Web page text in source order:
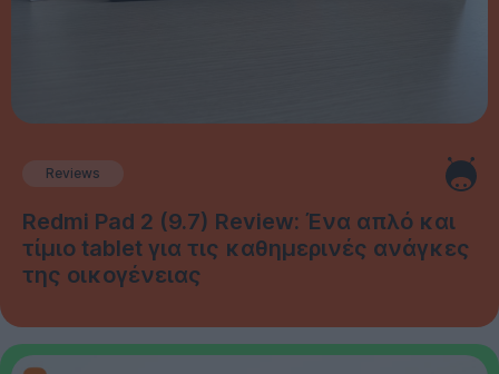
Reviews
Redmi Pad 2 (9.7) Review: Ένα απλό και
τίμιο tablet για τις καθημερινές ανάγκες
της οικογένειας